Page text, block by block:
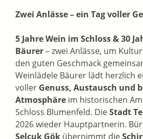
Zwei Anlässe – ein Tag voller
5 Jahre Wein im Schloss & 30
Bäurer– zwei Anlässe, um
den guten Geschmack
Weinlädele Bäurer lädt herzlich
voller Genuss, Austausch und
Atmosphäre im historischen
Schloss Blumenfeld. DieStadt
2026 wieder Hauptpartnerin.
Selcuk Gök übernimmt die